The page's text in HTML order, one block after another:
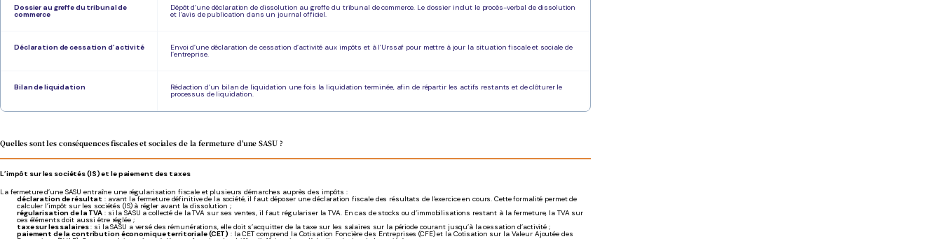
Dossier au greffe du tribunal de
commerce
Dépôt d’une déclaration de dissolution au greffe du tribunal de commerce. Le dossier inclut le procès-verbal de dissolution
et l’avis de publication dans un journal officiel.
Déclaration de cessation d’activité Envoi d’une déclaration de cessation d’activité aux impôts et à l’Urssaf pour mettre à jour la situation fiscale et sociale de
l’entreprise.
Bilan de liquidation Rédaction d’un bilan de liquidation une fois la liquidation terminée, afin de répartir les actifs restants et de clôturer le
processus de liquidation.
Quelles sont les conséquences fiscales et sociales de la fermeture d'une SASU ?
L’impôt sur les sociétés (IS) et le paiement des taxes
La fermeture d’une SASU entraîne une régularisation fiscale et plusieurs démarches auprès des impôts :
déclaration de résultat : avant la fermeture définitive de la société, il faut déposer une déclaration fiscale des résultats de l’exercice en cours. Cette formalité permet de
calculer l’impôt sur les sociétés (IS) à régler avant la dissolution ;
régularisation de la TVA : si la SASU a collecté de la TVA sur ses ventes, il faut régulariser la TVA. En cas de stocks ou d’immobilisations restant à la fermeture, la TVA sur
ces éléments doit aussi être réglée ;
taxe sur les salaires: si la SASU a versé des rémunérations, elle doit s’acquitter de la taxe sur les salaires sur la période courant jusqu’à la cessation d’activité ;
paiement de la contribution économique territoriale (CET) : la CET comprend la Cotisation Foncière des Entreprises (CFE) et la Cotisation sur la Valeur Ajoutée des